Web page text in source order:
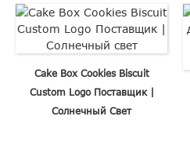
Cake Box Cookies Biscuit
Custom Logo Поставщик |
Солнечный Свет